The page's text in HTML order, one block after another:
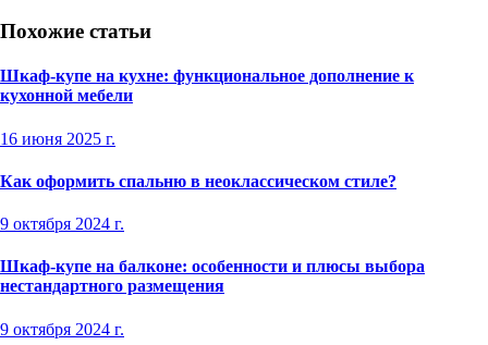
Похожие статьи
Шкаф-купе на кухне: функциональное дополнение к
кухонной мебели
16 июня 2025 г.
Как оформить спальню в неоклассическом стиле?
9 октября 2024 г.
Шкаф-купе на балконе: особенности и плюсы выбора
нестандартного размещения
9 октября 2024 г.